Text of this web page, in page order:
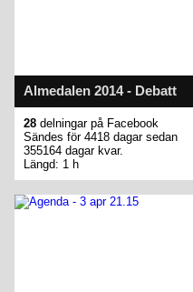
Almedalen 2014 - Debatt
28 delningar på Facebook
Sändes för 4418 dagar sedan
355164 dagar kvar.
Längd: 1 h